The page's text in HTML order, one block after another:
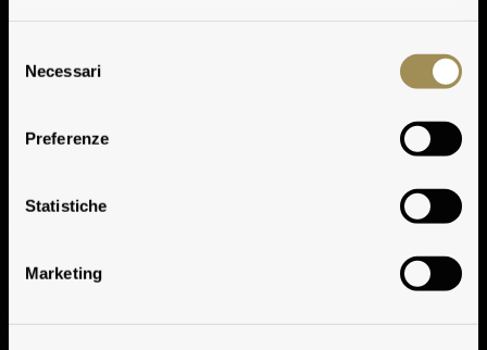
delNecessari
Preferenze
Statistiche
Marketing